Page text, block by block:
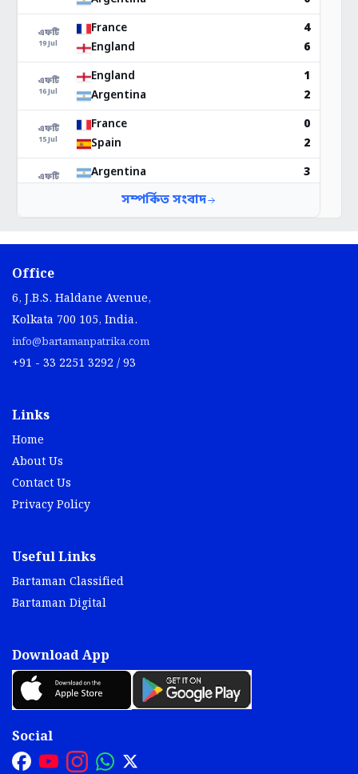
Office
6, J.B.S. Haldane Avenue,
Kolkata 700 105, India.
info@bartamanpatrika.com
+91 - 33 2251 3292 / 93
Links
Home
About Us
Contact Us
Privacy Policy
Useful Links
Bartaman Classified
Bartaman Digital
Download App
Social